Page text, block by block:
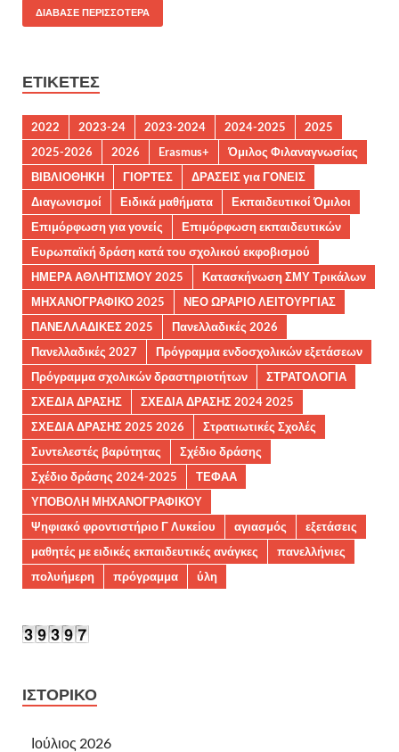
ΔΙΆΒΑΣΕ ΠΕΡΙΣΣΌΤΕΡΑ
ΕΤΙΚΈΤΕΣ
2022 2023-24 2023-2024 2024-2025
2025
2025-2026
2026 Erasmus+
Όμιλος Φιλαναγνωσίας
ΒΙΒΛΙΟΘΗΚΗ
ΓΙΟΡΤΕΣ
ΔΡΑΣΕΙΣ για ΓΟΝΕΙΣ
Διαγωνισμοί
Ειδικά μαθήματα
Εκπαιδευτικοί Όμιλοι
Επιμόρφωση για γονείς
Επιμόρφωση εκπαιδευτικών
Ευρωπαϊκή δράση κατά του σχολικού εκφοβισμού
ΗΜΕΡΑ ΑΘΛΗΤΙΣΜΟΥ 2025
Κατασκήνωση ΣΜΥ Τρικάλων
ΜΗΧΑΝΟΓΡΑΦΙΚΟ 2025
ΝΕΟ ΩΡΑΡΙΟ ΛΕΙΤΟΥΡΓΙΑΣ
ΠΑΝΕΛΛΑΔΙΚΕΣ 2025
Πανελλαδικές 2026
Πανελλαδικές 2027
Πρόγραμμα ενδοσχολικών εξετάσεων
Πρόγραμμα σχολικών δραστηριοτήτων
ΣΤΡΑΤΟΛΟΓΙΑ
ΣΧΕΔΙΑ ΔΡΑΣΗΣ
ΣΧΕΔΙΑ ΔΡΑΣΗΣ 2024 2025
ΣΧΕΔΙΑ ΔΡΑΣΗΣ 2025 2026
Στρατιωτικές Σχολές
Συντελεστές βαρύτητας
Σχέδιο δράσης
Σχέδιο δράσης 2024-2025
ΤΕΦΑΑ
ΥΠΟΒΟΛΗ ΜΗΧΑΝΟΓΡΑΦΙΚΟΥ
Ψηφιακό φροντιστήριο Γ Λυκείου
αγιασμός
εξετάσεις
μαθητές με ειδικές εκπαιδευτικές ανάγκες
πανελλήνιες
πολυήμερη
πρόγραμμα ύλη
ΙΣΤΟΡΙΚΌ
Ιούλιος 2026